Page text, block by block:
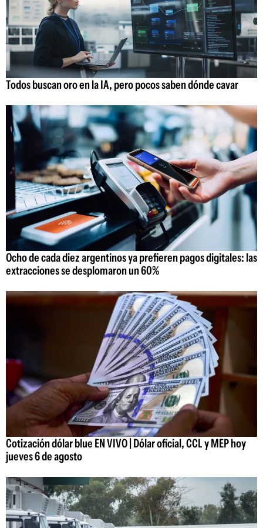
Todos buscan oro en la IA, pero pocos saben dónde cavar
Ocho de cada diez argentinos ya prefieren pagos digitales: las
extracciones se desplomaron un 60%
Cotización dólar blue EN VIVO | Dólar oficial, CCL y MEP hoy
jueves 6 de agosto